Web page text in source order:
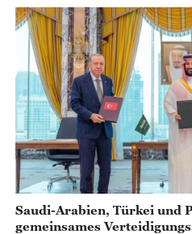
Saudi-Arabien, Türkei und
gemeinsames